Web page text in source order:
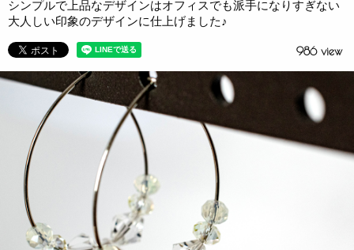
シンプルで上品なデザインはオフィスでも派手になりすぎない
大人しい印象のデザインに仕上げました♪
986 view